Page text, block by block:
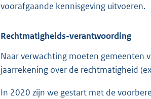
voorafgaande kennisgeving uitvoeren.
Rechtmatigheids-verantwoording
Naar verwachting moeten gemeenten
jaarrekening over de rechtmatigheid
In 2020 zijn we gestart met de